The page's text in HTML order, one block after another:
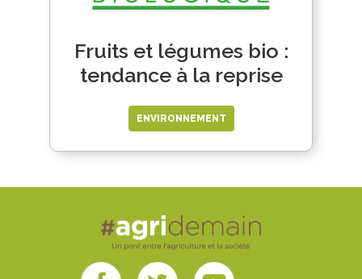
Fruits et légumes bio :
tendance à la reprise
ENVIRONNEMENT